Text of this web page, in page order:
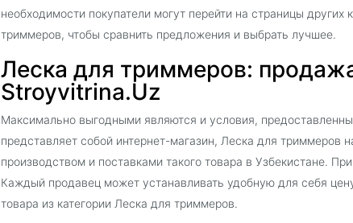
необходимости покупатели могут перейти на страницы
триммеров, чтобы сравнить предложения и выбрать лучшее.
Леска для триммеров:
Stroyvitrina.Uz
Максимально выгодными являются и условия,
представляет собой интернет-магазин, Леска для
производством и поставками такого товара в Узбекистане.
Каждый продавец может устанавливать удобную для себя
товара из категории Леска для триммеров.